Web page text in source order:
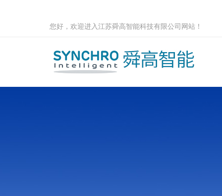
您好，欢迎进入江苏舜高智能科技有限公司网站！